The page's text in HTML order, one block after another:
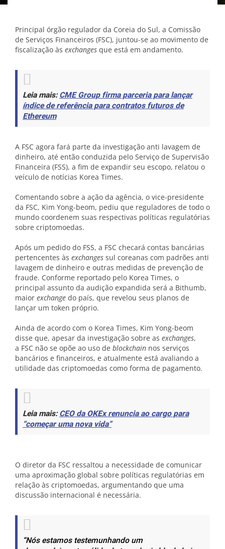
Principal órgão regulador da Coreia do Sul, a Comissão
de Serviços Financeiros (FSC), juntou-se ao movimento de
fiscalização às exchanges que está em andamento.
Leia mais:CME Group firma parceria para lançar
índice de referência para contratos futuros de
Ethereum
A FSC agora fará parte da investigação anti lavagem de
dinheiro, até então conduzida pelo Serviço de Supervisão
Financeira (FSS), a fim de expandir seu escopo, relatou o
veículo de notícias Korea Times.
Comentando sobre a ação da agência, o vice-presidente
da FSC, Kim Yong-beom, pediu que reguladores de todo o
mundo coordenem suas respectivas políticas regulatórias
sobre criptomoedas.
Após um pedido do FSS, a FSC checará contas bancárias
pertencentes às exchanges sul coreanas com padrões anti
lavagem de dinheiro e outras medidas de prevenção de
fraude. Conforme reportado pelo Korea Times, o
principal assunto da audição expandida será a Bithumb,
maior exchange do país, que revelou seus planos de
lançar um token próprio.
Ainda de acordo com o Korea Times, Kim Yong-beom
disse que, apesar da investigação sobre as exchanges,
a FSC não se opõe ao uso de blockchain nos serviços
bancários e financeiros, e atualmente está avaliando a
utilidade das criptomoedas como forma de pagamento.
Leia mais:CEO da OKEx renuncia ao cargo para
“começar uma nova vida”
O diretor da FSC ressaltou a necessidade de comunicar
uma aproximação global sobre políticas regulatórias em
relação às criptomoedas, argumentando que uma
discussão internacional é necessária.
“Nós estamos testemunhando um